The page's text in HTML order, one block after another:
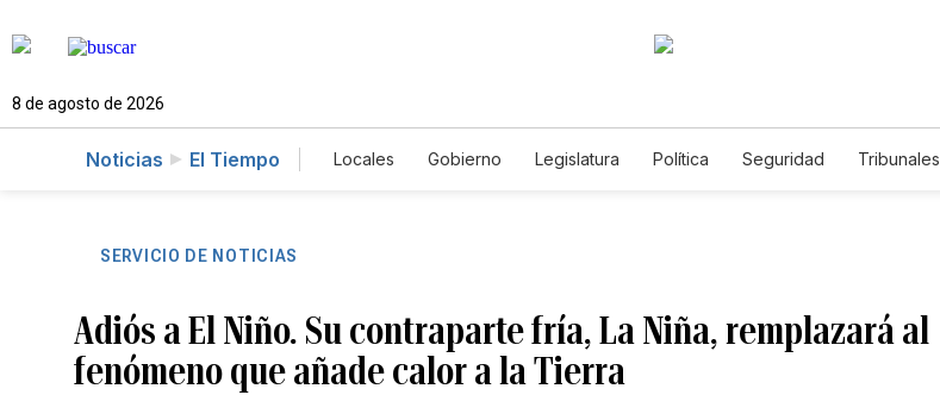
8 de agosto de 2026
Noticias El Tiempo Locales Gobierno Legislatura Política Seguridad Tribunales
SERVICIO DE NOTICIAS
Adiós a El Niño. Su contraparte fría, La Niña, remplazará al
fenómeno que añade calor a la Tierra